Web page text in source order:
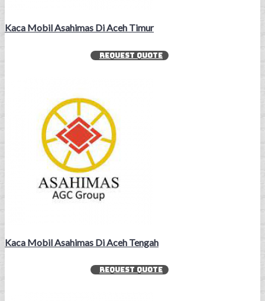
Kaca Mobil Asahimas Di Aceh Timur
REQUEST QUOTE
Kaca Mobil Asahimas Di Aceh Tengah
REQUEST QUOTE